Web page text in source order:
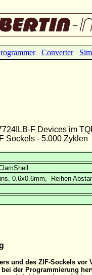
Converter
F Devices im
Sockels - 5.000 Zyklen
0.6x0.6mm, Reihen
und des ZIF-Sockels
der Programmierung